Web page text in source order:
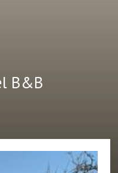
B&B